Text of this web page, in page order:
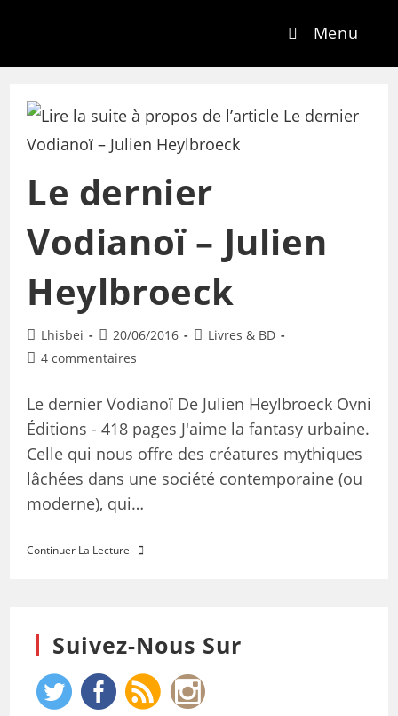
Menu
Le dernier
Vodianoï – Julien
Heylbroeck
Lhisbei 20/06/2016
Livres & BD
4 commentaires
Le dernier Vodianoï De Julien Heylbroeck Ovni
Éditions - 418 pages J'aime la fantasy urbaine.
Celle qui nous offre des créatures mythiques
lâchées dans une société contemporaine (ou
moderne), qui…
Continuer La Lecture
Suivez-Nous Sur